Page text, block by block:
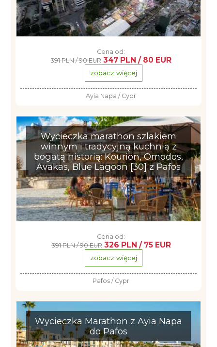
Cena od:
391 PLN / 90 EUR 347 PLN / 80 EUR
zobacz więcej
Ayia Napa / Cypr
Wycieczka marathon szlakiem
winnym i tradycyjną kuchnią z
bogatą historią: Kourion, Omodos,
Avakas, Blue Lagoon [30] z Pafos
Cena od:
391 PLN / 90 EUR 326 PLN / 75 EUR
zobacz więcej
Pafos / Cypr
Wycieczka Marathon z Ayia Napa
do Pafos